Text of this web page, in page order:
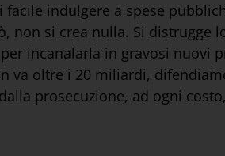
indulgere a spese
non si crea nulla. Si distrugge
incanalarla in gravosi nuovi
va oltre i 20 miliardi,
prosecuzione, ad ogni